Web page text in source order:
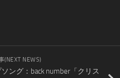
(NEXT NEWS)
ング：back number「クリス